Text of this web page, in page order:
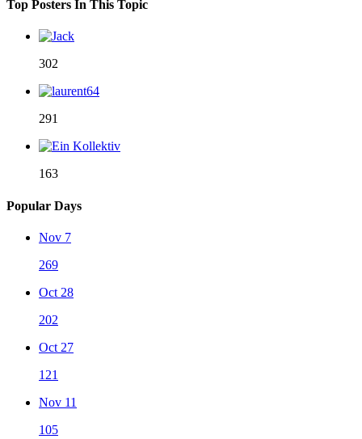
Top Posters In This Topic
302
291
163
Popular Days
Nov 7
269
Oct 28
202
Oct 27
121
Nov 11
105